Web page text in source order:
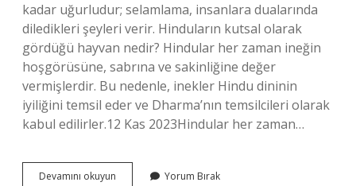
kadar uğurludur; selamlama, insanlara dualarında
diledikleri şeyleri verir. Hinduların kutsal olarak
gördüğü hayvan nedir? Hindular her zaman ineğin
hoşgörüsüne, sabrına ve sakinliğine değer
vermişlerdir. Bu nedenle, inekler Hindu dininin
iyiliğini temsil eder ve Dharma’nın temsilcileri olarak
kabul edilirler.12 Kas 2023Hindular her zaman…
Devamını okuyun Yorum Bırak